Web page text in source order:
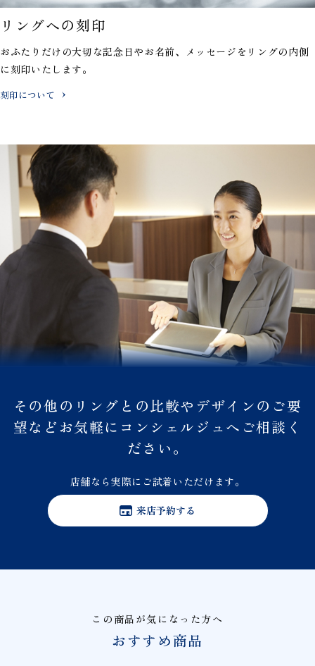
リングへの刻印
おふたりだけの大切な記念日やお名前、メッセージを リングの内側
に刻印いたします。
刻印について
その他のリングとの比較やデザインのご要
望などお気軽にコンシェルジュへご相談く
ださい。
店舗なら実際にご試着いただけます。
来店予約する
この商品が気になった方へ
おすすめ商品